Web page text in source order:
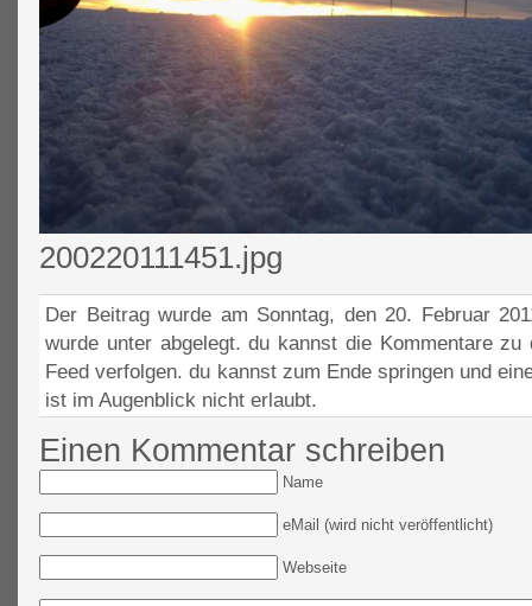
200220111451.jpg
Der Beitrag wurde am Sonntag, den 20. Februar
wurde unter abgelegt. du kannst die Kommentare
Feed verfolgen. du kannst zum Ende springen und
ist im Augenblick nicht erlaubt.
Einen Kommentar schreiben
Name
eMail (wird nicht veröffentlicht)
Webseite